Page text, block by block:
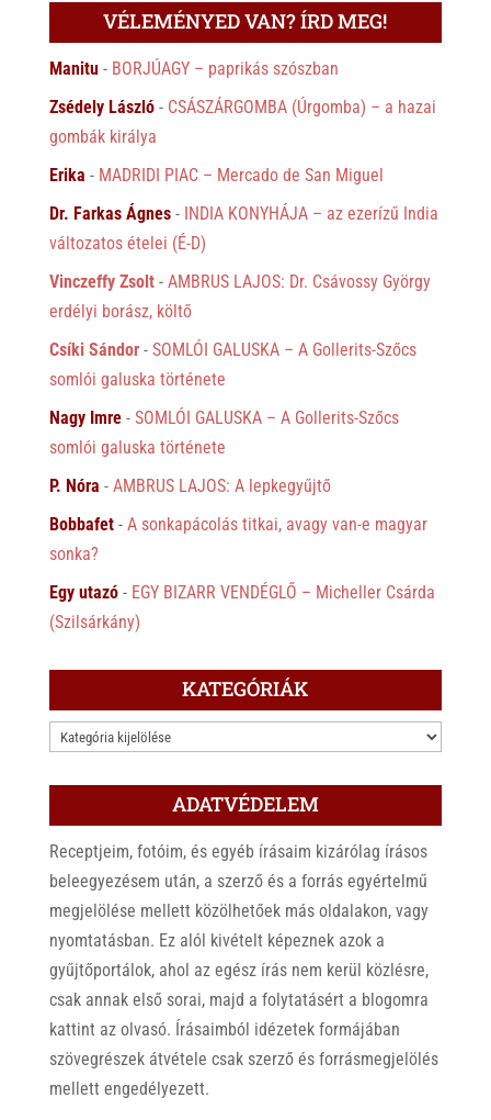
VÉLEMÉNYED VAN? ÍRD MEG!
Manitu- BORJÚAGY – paprikás szószban
Zsédely László- CSÁSZÁRGOMBA (Úrgomba) – a hazai
gombák királya
Erika - MADRIDI PIAC – Mercado de San Miguel
Dr. Farkas Ágnes- INDIA KONYHÁJA – az ezerízű India
változatos ételei (É-D)
Vinczeffy Zsolt- AMBRUS LAJOS: Dr. Csávossy György
erdélyi borász, költő
Csíki Sándor- SOMLÓI GALUSKA – A Gollerits-Szőcs
somlói galuska története
Nagy Imre- SOMLÓI GALUSKA – A Gollerits-Szőcs
somlói galuska története
P. Nóra - AMBRUS LAJOS: A lepkegyűjtő
Bobbafet- A sonkapácolás titkai, avagy van-e magyar
sonka?
Egy utazó- EGY BIZARR VENDÉGLŐ – Micheller Csárda
(Szilsárkány)
KATEGÓRIÁK
KATEGÓRIÁK
ADATVÉDELEM
Receptjeim, fotóim, és egyéb írásaim kizárólag írásos
beleegyezésem után, a szerző és a forrás egyértelmű
megjelölése mellett közölhetőek más oldalakon, vagy
nyomtatásban. Ez alól kivételt képeznek azok a
gyűjtőportálok, ahol az egész írás nem kerül közlésre,
csak annak első sorai, majd a folytatásért a blogomra
kattint az olvasó. Írásaimból idézetek formájában
szövegrészek átvétele csak szerző és forrásmegjelölés
mellett engedélyezett.